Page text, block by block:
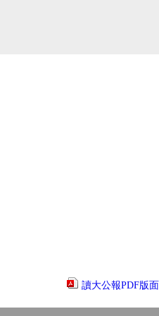
讀大公報PDF版面